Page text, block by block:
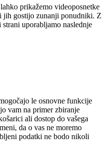
prikažemo videoposnetke
jih gostijo zunanji ponudniki. Z
uporabljamo naslednje
le osnovne funkcije
vam na primer zbiranje
ali dostop do vašega
da o vas ne moremo
podatki ne bodo nikoli